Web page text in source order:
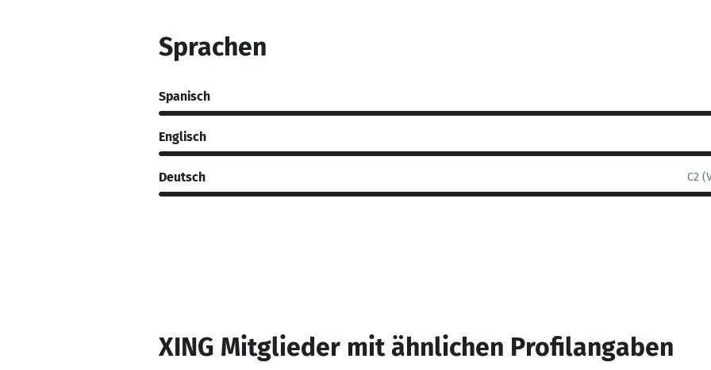
Sprachen
Spanisch
Englisch
Deutsch C2
XING Mitglieder mit ähnlichen Profilangaben